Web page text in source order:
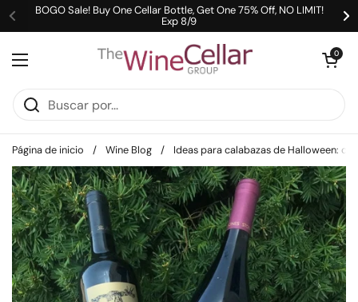
Ir al contenido
Anterior
BOGO Sale! Buy One Cellar Bottle, Get One 75% Off, NO LIMIT!
Exp 8/9
Abrir menú
Abrir carrito
0
Página de inicio / Wine Blog / Ideas para calabazas de Halloween: